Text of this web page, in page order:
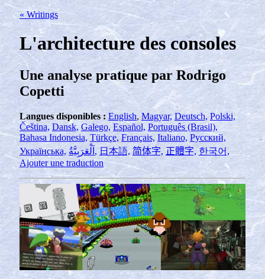
« Writings
L'architecture des consoles
Une analyse pratique par Rodrigo
Copetti
Langues disponibles : English,Magyar, Deutsch, Polski,
Čeština, Dansk, Galego, Español, Português (Brasil),
Bahasa Indonesia, Türkçe, Français, Italiano, Русский,
Українська,
اَلْعَرَبِيَّةُ, 日本語, 简体字, 正體字, 한국어,
Ajouter une traduction